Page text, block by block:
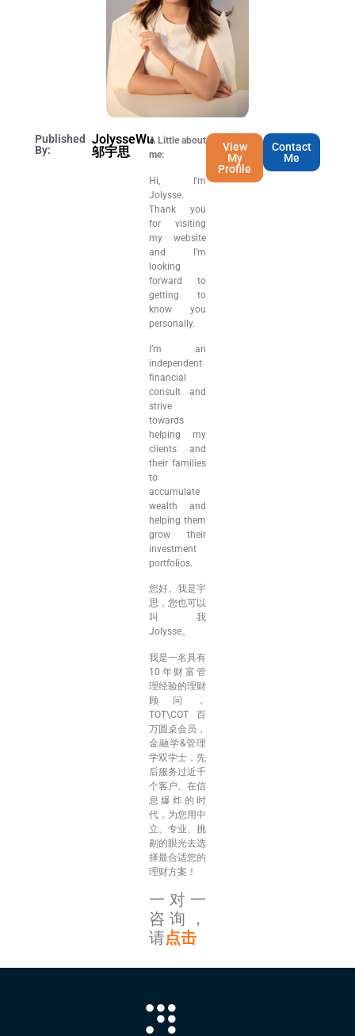
Published
By:
JolysseWu
邬宇思
A Little about
me:
Hi, I’m
Jolysse.
Thank you
for visiting
my website
and I’m
looking
forward to
getting to
know you
personally.
I’m an
independent
financial
consult and
strive
towards
helping my
clients and
their families
to
accumulate
wealth and
helping them
grow their
investment
portfolios.
您好。我是宇
思，您也可以
叫我
Jolysse。
我是一名具有
10年财富管
理经验的理财
顾问，
TOT\COT百
万圆桌会员，
金融学&管理
学双学士，先
后服务过近千
个客户。在信
息爆炸的时
代，为您用中
立、专业、挑
剔的眼光去选
择最合适您的
理财方案！
一对一
咨询，
请点击
View
My
Profile
Contact
Me